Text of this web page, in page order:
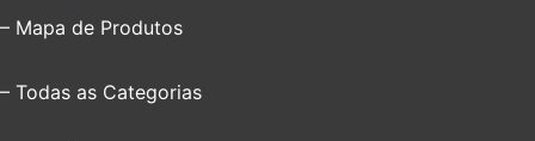
– Mapa de Produtos
– Todas as Categorias